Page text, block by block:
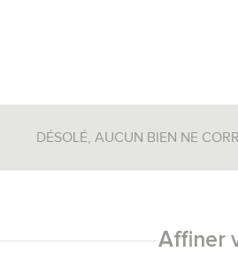
DÉSOLÉ, AUCUN BIEN NE
Affiner